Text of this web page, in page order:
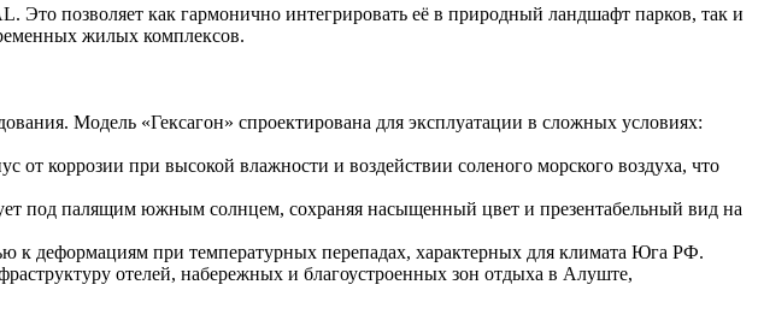
позволяет как гармонично интегрировать её в природный ландшафт парков, так и
жилых комплексов.
Модель «Гексагон» спроектирована для эксплуатации в сложных условиях:
коррозии при высокой влажности и воздействии соленого морского воздуха, что
под палящим южным солнцем, сохраняя насыщенный цвет и презентабельный вид на
к деформациям при температурных перепадах, характерных для климата Юга РФ.
отелей, набережных и благоустроенных зон отдыха в Алуште,